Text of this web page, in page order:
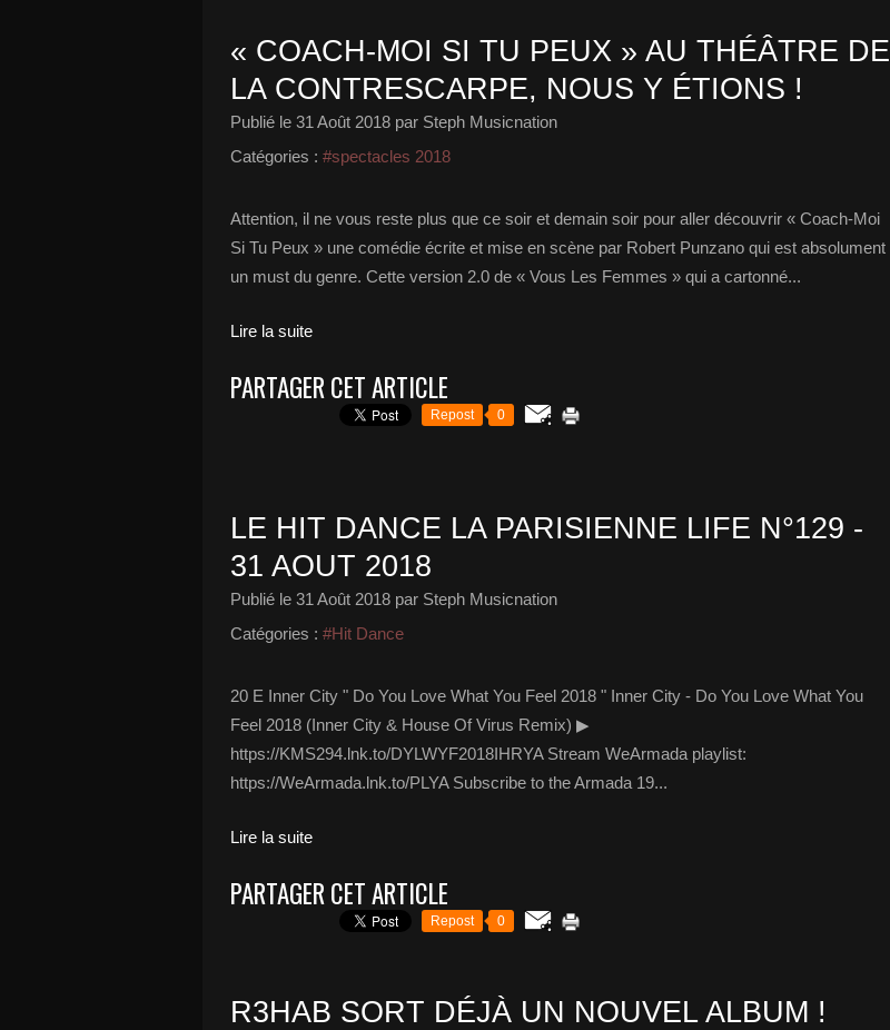
« COACH-MOI SI TU PEUX » AU THÉÂTRE DE
LA CONTRESCARPE, NOUS Y ÉTIONS !
Publié le 31 Août 2018 par Steph Musicnation
Catégories : #spectacles 2018
Attention, il ne vous reste plus que ce soir et demain soir pour aller découvrir « Coach-Moi
Si Tu Peux » une comédie écrite et mise en scène par Robert Punzano qui est absolument
un must du genre. Cette version 2.0 de « Vous Les Femmes » qui a cartonné...
Lire la suite
PARTAGER CET ARTICLE
Repost 0
LE HIT DANCE LA PARISIENNE LIFE N°129 -
31 AOUT 2018
Publié le 31 Août 2018 par Steph Musicnation
Catégories : #Hit Dance
20 E Inner City " Do You Love What You Feel 2018 " Inner City - Do You Love What You
Feel 2018 (Inner City & House Of Virus Remix) ▶
https://KMS294.lnk.to/DYLWYF2018IHRYA Stream WeArmada playlist:
https://WeArmada.lnk.to/PLYA Subscribe to the Armada 19...
Lire la suite
PARTAGER CET ARTICLE
Repost 0
R3HAB SORT DÉJÀ UN NOUVEL ALBUM !